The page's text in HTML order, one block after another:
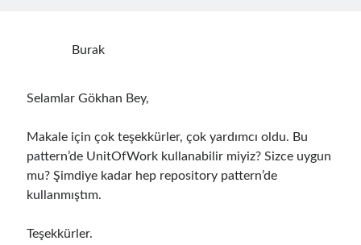
.net core
asp.net core
azure kubernetes service
C# c# messaging clean architecture
container security
devex
Burak
Selamlar Gökhan Bey,
Makale için çok teşekkürler, çok yardımcı oldu. Bu
pattern’de UnitOfWork kullanabilir miyiz? Sizce uygun
mu? Şimdiye kadar hep repository pattern’de
kullanmıştım.
Teşekkürler.